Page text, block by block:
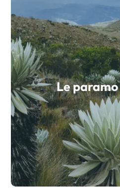
Le